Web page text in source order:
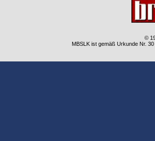
©
MBSLK ist gemäß Urkunde Nr.